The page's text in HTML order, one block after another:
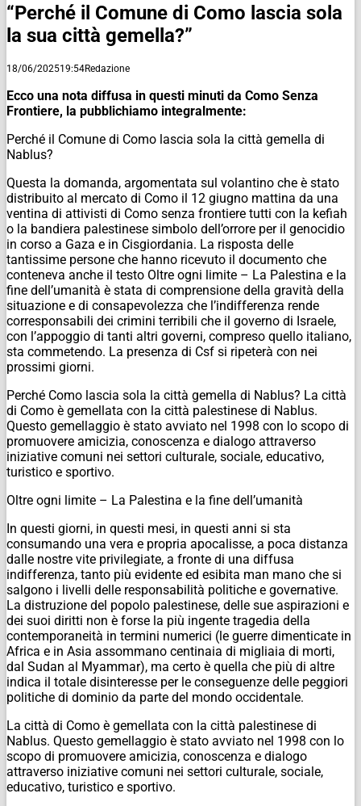
“Perché il Comune di Como lascia sola
la sua città gemella?”
18/06/202519:54Redazione
Ecco una nota diffusa in questi minuti da Como Senza
Frontiere, la pubblichiamo integralmente:
Perché il Comune di Como lascia sola la città gemella di
Nablus?
Questa la domanda, argomentata sul volantino che è stato
distribuito al mercato di Como il 12 giugno mattina da una
ventina di attivisti di Como senza frontiere tutti con la kefiah
o la bandiera palestinese simbolo dell’orrore per il genocidio
in corso a Gaza e in Cisgiordania. La risposta delle
tantissime persone che hanno ricevuto il documento che
conteneva anche il testo Oltre ogni limite – La Palestina e la
fine dell’umanità è stata di comprensione della gravità della
situazione e di consapevolezza che l’indifferenza rende
corresponsabili dei crimini terribili che il governo di Israele,
con l’appoggio di tanti altri governi, compreso quello italiano,
sta commetendo. La presenza di Csf si ripeterà con nei
prossimi giorni.
Perché Como lascia sola la città gemella di Nablus? La città
di Como è gemellata con la città palestinese di Nablus.
Questo gemellaggio è stato avviato nel 1998 con lo scopo di
promuovere amicizia, conoscenza e dialogo attraverso
iniziative comuni nei settori culturale, sociale, educativo,
turistico e sportivo.
Oltre ogni limite – La Palestina e la fine dell’umanità
In questi giorni, in questi mesi, in questi anni si sta
consumando una vera e propria apocalisse, a poca distanza
dalle nostre vite privilegiate, a fronte di una diffusa
indifferenza, tanto più evidente ed esibita man mano che si
salgono i livelli delle responsabilità politiche e governative.
La distruzione del popolo palestinese, delle sue aspirazioni e
dei suoi diritti non è forse la più ingente tragedia della
contemporaneità in termini numerici (le guerre dimenticate in
Africa e in Asia assommano centinaia di migliaia di morti,
dal Sudan al Myammar), ma certo è quella che più di altre
indica il totale disinteresse per le conseguenze delle peggiori
politiche di dominio da parte del mondo occidentale.
La città di Como è gemellata con la città palestinese di
Nablus. Questo gemellaggio è stato avviato nel 1998 con lo
scopo di promuovere amicizia, conoscenza e dialogo
attraverso iniziative comuni nei settori culturale, sociale,
educativo, turistico e sportivo.